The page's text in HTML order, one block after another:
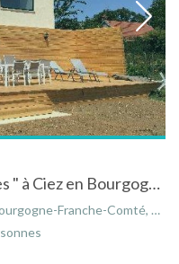
Gite " La Cabane des Charmilles " à Ciez en Bourgogne avec vue sur la campagne
Franche-Comté, France